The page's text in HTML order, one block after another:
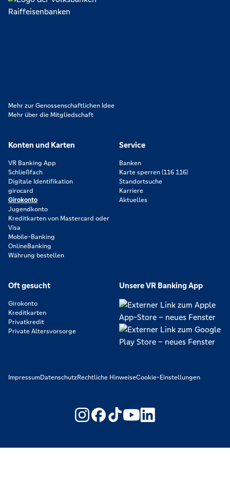
Mehr zur Genossenschaftlichen Idee
Mehr über die Mitgliedschaft
Konten und Karten
VR Banking App
Schließfach
Digitale Identifikation
girocard
Girokonto
Jugendkonto
Kreditkarten von Mastercard oder
Visa
Mobile-Banking
OnlineBanking
Währung bestellen
Service
Banken
Karte sperren (116 116)
Standortsuche
Karriere
Aktuelles
Oft gesucht
Girokonto
Kreditkarten
Privatkredit
Private Altersvorsorge
Unsere VR Banking App
ImpressumDatenschutzRechtliche HinweiseCookie-Einstellungen
https://www.youtube.com/
https://